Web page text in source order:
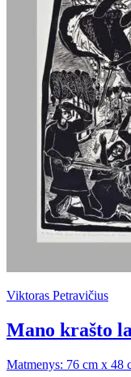
Viktoras Petravičius
Mano krašto
Matmenys: 76 cm x 48